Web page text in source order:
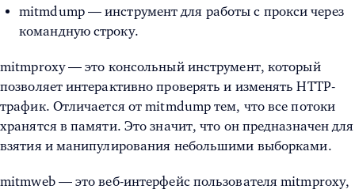
mitmdump — инструмент для работы с прокси через
командную строку.
mitmproxy — это консольный инструмент, который
позволяет интерактивно проверять и изменять HTTP-
трафик. Отличается от mitmdump тем, что все потоки
хранятся в памяти. Это значит, что он предназначен для
взятия и манипулирования небольшими выборками.
mitmweb — это веб-интерфейс пользователя mitmproxy,